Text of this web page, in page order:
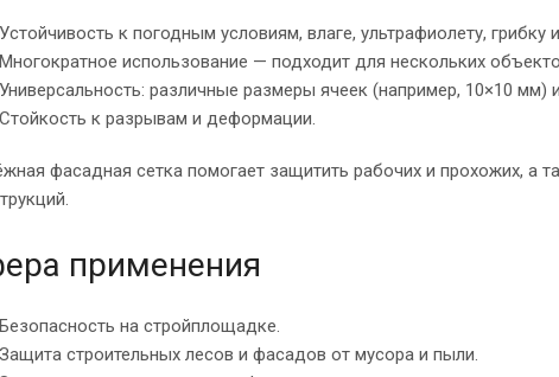
Устойчивость к погодным условиям, влаге, ультрафиолету, грибку
Многократное использование — подходит для нескольких
Универсальность: различные размеры ячеек (например, 10×10 мм)
Стойкость к разрывам и деформации.
фасадная сетка помогает защитить рабочих и прохожих, а
применения
Безопасность на стройплощадке.
Защита строительных лесов и фасадов от мусора и пыли.